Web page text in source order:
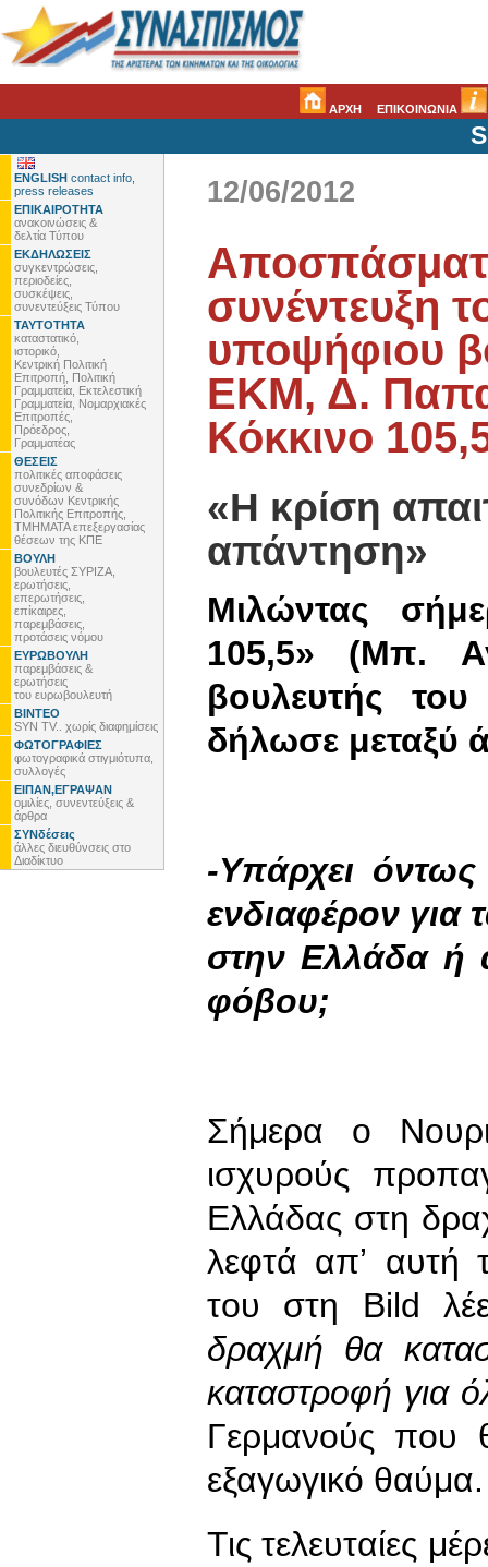
ΑΡΧΗ ΕΠΙΚΟΙΝΩΝΙΑ
ENGLISH contact info,
press releases
ΕΠΙΚΑΙΡΟΤΗΤΑ
ανακοινώσεις &
δελτία Τύπου
ΕΚΔΗΛΩΣΕΙΣ
συγκεντρώσεις,
περιοδείες,
συσκέψεις,
συνεντεύξεις Τύπου
ΤΑΥΤΟΤΗΤΑ
καταστατικό,
ιστορικό,
Κεντρική Πολιτική
Επιτροπή, Πολιτική
Γραμματεία, Εκτελεστική
Γραμματεία, Νομαρχιακές
Επιτροπές,
Πρόεδρος,
Γραμματέας
ΘΕΣΕΙΣ
πολιτικές αποφάσεις
συνεδρίων &
συνόδων Κεντρικής
Πολιτικής Επιτροπής,
ΤΜΗΜΑΤΑ επεξεργασίας
θέσεων της ΚΠΕ
ΒΟΥΛΗ
βουλευτές ΣΥΡΙΖΑ,
ερωτήσεις,
επερωτήσεις,
επίκαιρες,
παρεμβάσεις,
προτάσεις νόμου
ΕΥΡΩΒΟΥΛΗ
παρεμβάσεις &
ερωτήσεις
του ευρωβουλευτή
ΒΙΝΤΕΟ
SYN TV.. χωρίς διαφημίσεις
ΦΩΤΟΓΡΑΦΙΕΣ
φωτογραφικά στιγμιότυπα,
συλλογές
ΕΙΠΑΝ,ΕΓΡΑΨΑΝ
ομιλίες, συνεντεύξεις &
άρθρα
ΣΥΝδέσεις
άλλες διευθύνσεις στο
Διαδίκτυο
12/06/2012
συνέντευξη
υποψήφιου
ΕΚΜ, Δ.
Κόκκινο
«H κρίση
απάντηση»
Μιλώντας
105,5» (Μπ.
βουλευτής
δήλωσε μεταξύ
-Υπάρχει
ενδιαφέρον για
στην Ελλάδα ή
φόβου;
Σήμερα ο
ισχυρούς
Ελλάδας στη
λεφτά απʼ αυτή
του στη Bild
δραχμή θα
καταστροφή για
Γερμανούς που
εξαγωγικό θαύμα.
Τις τελευταίες